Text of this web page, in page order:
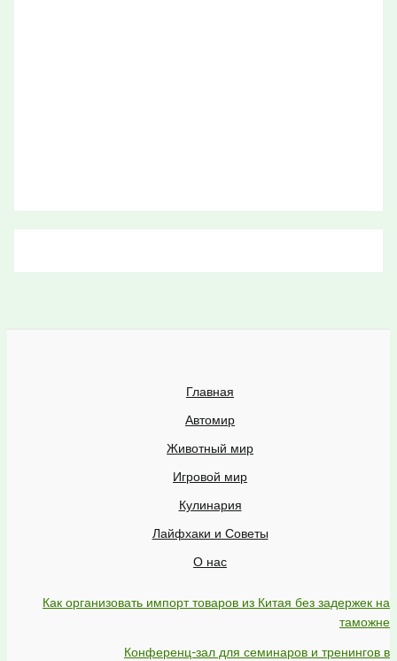
Главная
Автомир
Животный мир
Игровой мир
Кулинария
Лайфхаки и Советы
О нас
Как организовать импорт товаров из Китая без задержек на
таможне
Конференц-зал для семинаров и тренингов в